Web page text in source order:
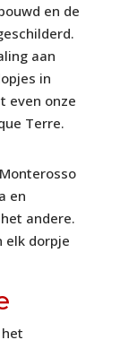
en de
aan
in
even onze
Terre.
en
andere.
elk dorpje